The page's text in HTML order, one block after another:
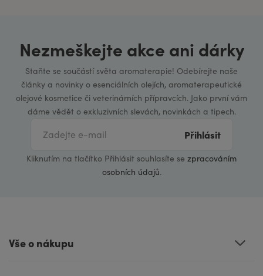
Nezmeškejte akce ani dárky
Staňte se součástí světa aromaterapie! Odebírejte naše
články a novinky o esenciálních olejích, aromaterapeutické
olejové kosmetice či veterinárních přípravcích. Jako první vám
dáme vědět o exkluzivních slevách, novinkách a tipech.
Přihlásit
Kliknutím na tlačítko Přihlásit souhlasíte se zpracováním
osobních údajů.
Vše o nákupu